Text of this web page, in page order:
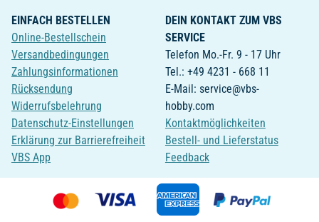
EINFACH BESTELLEN
Online-Bestellschein
Versandbedingungen
Zahlungsinformationen
Rücksendung
Widerrufsbelehrung
Datenschutz-Einstellungen
Erklärung zur Barrierefreiheit
VBS App
DEIN KONTAKT ZUM VBS
SERVICE
Telefon Mo.-Fr. 9 - 17 Uhr
Tel.: +49 4231 - 668 11
E-Mail: service@vbs-
hobby.com
Kontaktmöglichkeiten
Bestell- und Lieferstatus
Feedback